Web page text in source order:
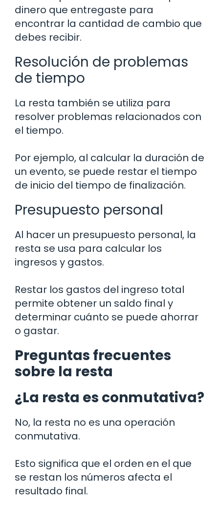
dinero que entregaste para
encontrar la cantidad de cambio que
debes recibir.
Resolución de problemas
de tiempo
La resta también se utiliza para
resolver problemas relacionados con
el tiempo.
Por ejemplo, al calcular la duración de
un evento, se puede restar el tiempo
de inicio del tiempo de finalización.
Presupuesto personal
Al hacer un presupuesto personal, la
resta se usa para calcular los
ingresos y gastos.
Restar los gastos del ingreso total
permite obtener un saldo final y
determinar cuánto se puede ahorrar
o gastar.
Preguntas frecuentes
sobre la resta
¿La resta es conmutativa?
No, la resta no es una operación
conmutativa.
Esto significa que el orden en el que
se restan los números afecta el
resultado final.